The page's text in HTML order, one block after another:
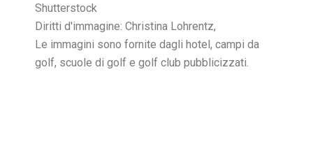
Shutterstock
Diritti d'immagine: Christina Lohrentz,
Le immagini sono fornite dagli hotel, campi da
golf, scuole di golf e golf club pubblicizzati.